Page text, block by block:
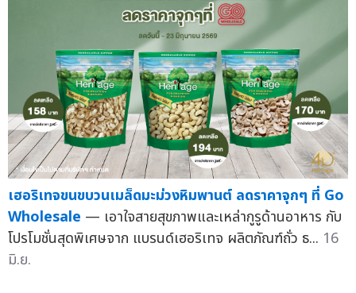
เฮอริเทจขนขบวนเมล็ดมะม่วงหิมพานต์ ลดราคาจุกๆ ที่ Go
Wholesale — เอาใจสายสุขภาพและเหล่ากูรูด้านอาหาร กับ
โปรโมชั่นสุดพิเศษจาก แบรนด์เฮอริเทจ ผลิตภัณฑ์ถั่ว ธ... 16
มิ.ย.